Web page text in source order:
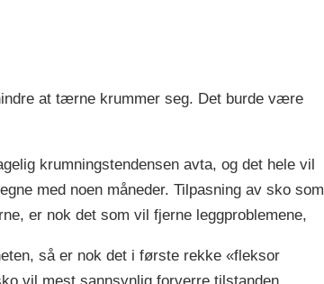
at tærne krummer seg. Det burde være
krumningstendensen avta, og det hele vil
med noen måneder. Tilpasning av sko som
er nok det som vil fjerne leggproblemene,
så er nok det i første rekke «fleksor
vil mest sannsynlig forverre tilstanden.